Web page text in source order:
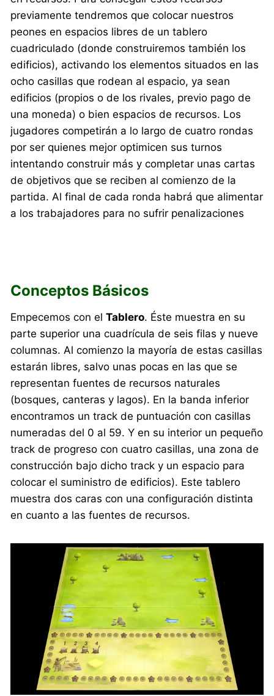
previamente tendremos que colocar nuestros
peones en espacios libres de un tablero
cuadriculado (donde construiremos también los
edificios), activando los elementos situados en las
ocho casillas que rodean al espacio, ya sean
edificios (propios o de los rivales, previo pago de
una moneda) o bien espacios de recursos. Los
jugadores competirán a lo largo de cuatro rondas
por ser quienes mejor optimicen sus turnos
intentando construir más y completar unas cartas
de objetivos que se reciben al comienzo de la
partida. Al final de cada ronda habrá que alimentar
a los trabajadores para no sufrir penalizaciones
Conceptos Básicos
Empecemos con elTablero. Éste muestra en su
parte superior una cuadrícula de seis filas y nueve
columnas. Al comienzo la mayoría de estas casillas
estarán libres, salvo unas pocas en las que se
representan fuentes de recursos naturales
(bosques, canteras y lagos). En la banda inferior
encontramos un track de puntuación con casillas
numeradas del 0 al 59. Y en su interior un pequeño
track de progreso con cuatro casillas, una zona de
construcción bajo dicho track y un espacio para
colocar el suministro de edificios). Este tablero
muestra dos caras con una configuración distinta
en cuanto a las fuentes de recursos.